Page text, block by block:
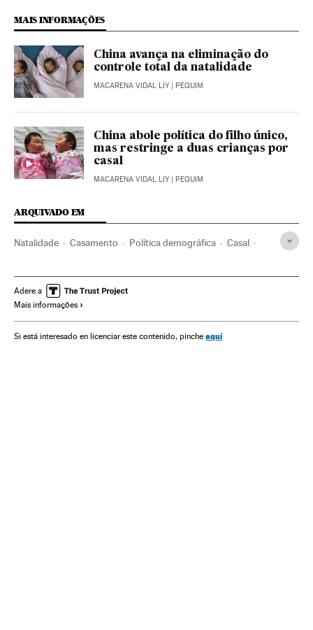
MAIS INFORMAÇÕES
China avança na eliminação do
controle total da natalidade
MACARENA VIDAL LIY | PEQUIM
China abole política do filho único,
mas restringe a duas crianças por
casal
MACARENA VIDAL LIY | PEQUIM
ARQUIVADO EM
Natalidade Casamento Política demográfica Casal
Sociedade
Adere a
Mais informações
Si está interesado en licenciar este contenido, pinche aquí